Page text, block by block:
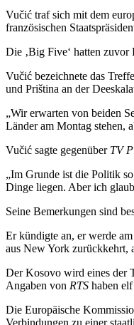
Vučić traf sich mit dem
französischen
Die ‚Big Five‘ hatten zuvor
Vučić bezeichnete das
und Priština an der
„Wir erwarten von beiden
Länder am Montag stehen,
Vučić sagte gegenüber TV
„Im Grunde ist die Politik
Dinge liegen. Aber ich
Seine Bemerkungen sind
Er kündigte an, er werde
aus New York zurückkehrt,
Der Kosovo wird eines der
Angaben von RTS haben
Die Europäische